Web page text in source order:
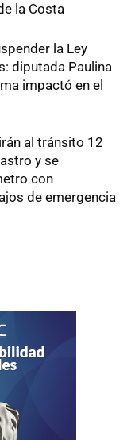
la Costa
la Ley
diputada Paulina
impactó en el
al tránsito 12
y se
con
de emergencia